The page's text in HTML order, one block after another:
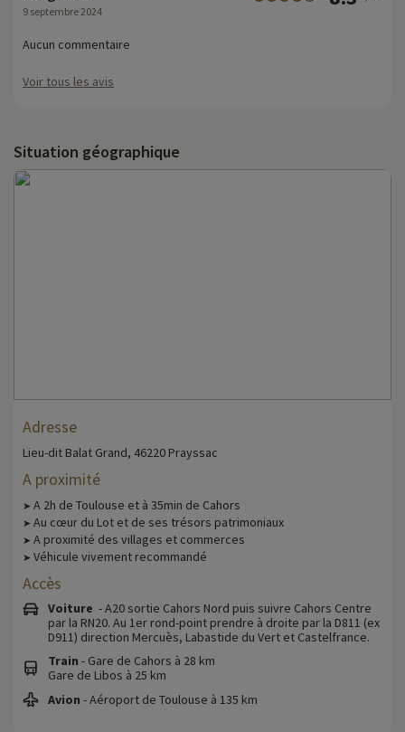
9 septembre 2024
Aucun commentaire
Voir tous les avis
Situation géographique
Adresse
Lieu-dit Balat Grand, 46220 Prayssac
A proximité
➤ A 2h de Toulouse et à 35min de Cahors
➤ Au cœur du Lot et de ses trésors patrimoniaux
➤ A proximité des villages et commerces
➤ Véhicule vivement recommandé
Accès
Voiture - A20 sortie Cahors Nord puis suivre Cahors Centre
par la RN20. Au 1er rond-point prendre à droite par la D811 (ex
D911) direction Mercuès, Labastide du Vert et Castelfrance.
Train - Gare de Cahors à 28 km
Gare de Libos à 25 km
Avion - Aéroport de Toulouse à 135 km